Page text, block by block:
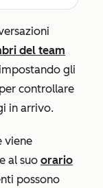
del team
gli
controllare
in arrivo.
viene
al suo orario
possono